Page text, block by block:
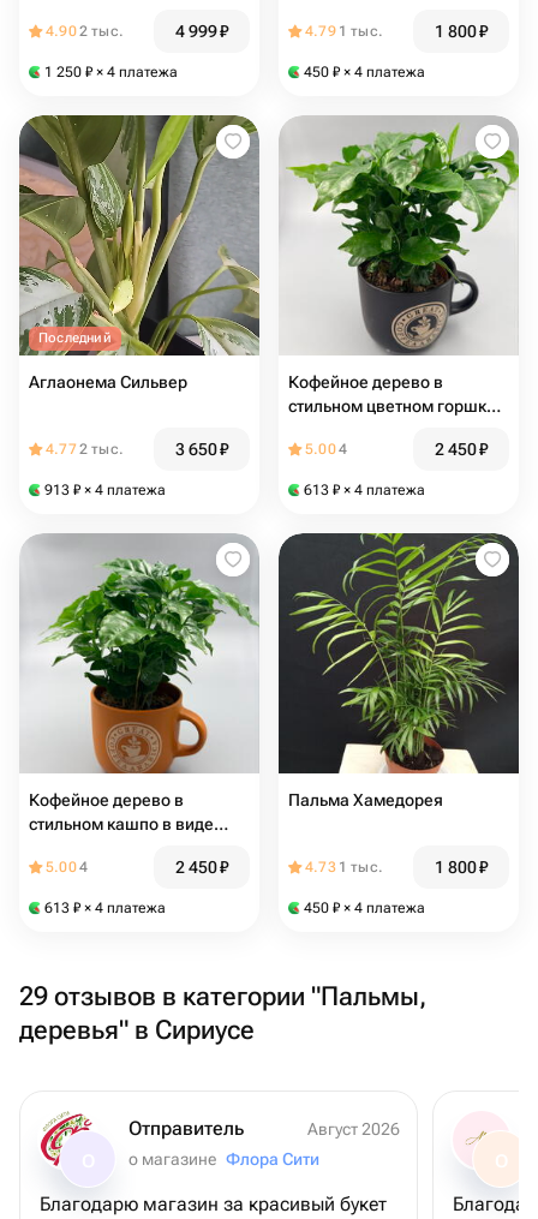
4.902 тыс. 4 999₽
1 250 ₽ × 4 платежа
4.79 1 тыс. 1 800₽
450 ₽ × 4 платежа
Последний
Аглаонема Сильвер
4.772 тыс. 3 650₽
913 ₽ × 4 платежа
Кофейное дерево в
стильном цветном горшке
5.004 2 450₽
613 ₽ × 4 платежа
Кофейное дерево в
стильном кашпо в виде
5.004 2 450₽
613 ₽ × 4 платежа
Пальма Хамедорея
4.73 1 тыс. 1 800₽
450 ₽ × 4 платежа
29 отзывов в категории "Пальмы,
деревья" в Сириусе
Отправитель
Август 2026
о магазине Флора Сити
Благодарю магазин за красивый букет
О